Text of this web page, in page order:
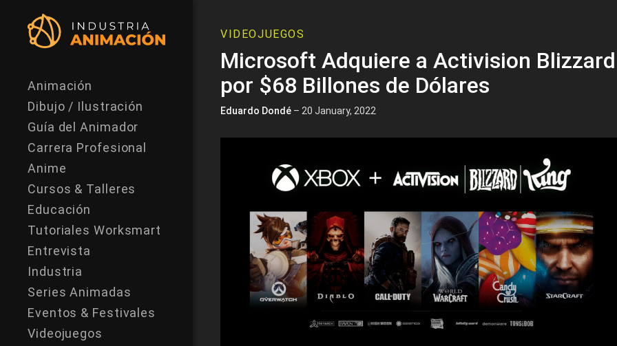
Animación
Dibujo / Ilustración
Guía del Animador
Carrera Profesional
Anime
Cursos & Talleres
Educación
Tutoriales Worksmart
Entrevista
Industria
Series Animadas
Eventos & Festivales
Videojuegos
VIDEOJUEGOS
Microsoft Adquiere a Activision Blizzard
por $68 Billones de Dólares
Eduardo Dondé – 20 January, 2022